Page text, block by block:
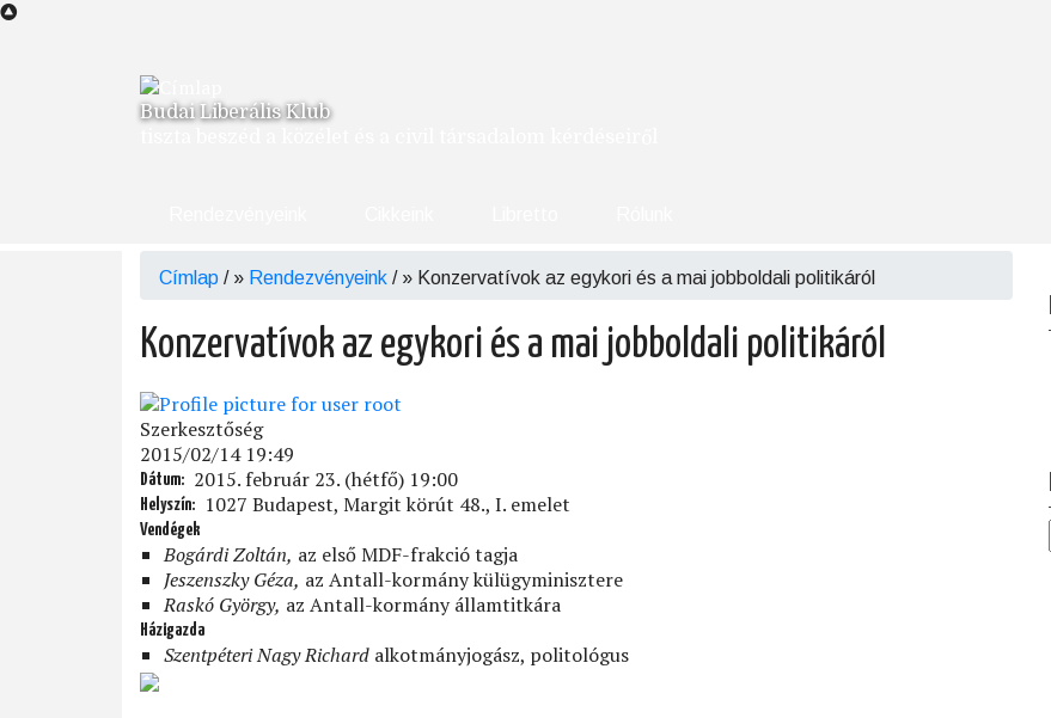
Ugrás
Budai Liberális Klub
Morzsa
Címlap / Rendezvényeink / Konzervatívok az egykori és a mai jobboldali politikáról
Konzervatívok az egykori és a mai jobboldali politikáról
Szerkesztőség
2015/02/14 19:49
Dátum 2015. február 23. (hétfő) 19:00
Helyszín 1027 Budapest, Margit körút 48., I. emelet
Vendégek
Bogárdi Zoltán, az első MDF-frakció tagja
Jeszenszky Géza, az Antall-kormány külügyminisztere
Raskó György, az Antall-kormány államtitkára
Házigazda
Szentpéteri Nagy Richard alkotmányjogász, politológus